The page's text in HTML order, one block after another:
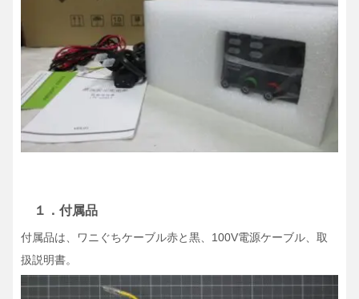
１．付属品
付属品は、ワニぐちケーブル赤と黒、100V電源ケーブル、取
扱説明書。